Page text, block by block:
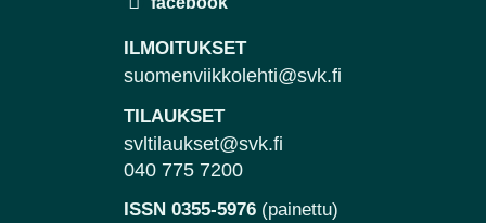
ILMOITUKSET
suomenviikkolehti@svk.fi
TILAUKSET
svltilaukset@svk.fi
040 775 7200
ISSN 0355-5976 (painettu)